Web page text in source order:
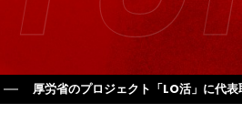
厚労省のプロジェクト「LO活」に代